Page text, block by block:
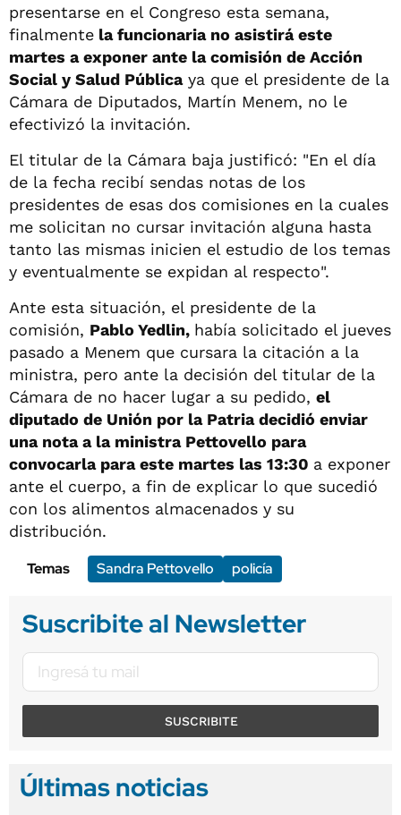
presentarse en el Congreso esta semana,
finalmente la funcionaria no asistirá este
martes a exponer ante la comisión de Acción
Social y Salud Públicaya que el presidente de la
Cámara de Diputados, Martín Menem, no le
efectivizó la invitación.
El titular de la Cámara baja justificó: "En el día
de la fecha recibí sendas notas de los
presidentes de esas dos comisiones en la cuales
me solicitan no cursar invitación alguna hasta
tanto las mismas inicien el estudio de los temas
y eventualmente se expidan al respecto".
Ante esta situación, el presidente de la
comisión, Pablo Yedlin, había solicitado el jueves
pasado a Menem que cursara la citación a la
ministra, pero ante la decisión del titular de la
Cámara de no hacer lugar a su pedido, el
diputado de Unión por la Patria decidió enviar
una nota a la ministra Pettovello para
convocarla para este martes las 13:30 a exponer
ante el cuerpo, a fin de explicar lo que sucedió
con los alimentos almacenados y su
distribución.
Temas
Sandra Pettovello policía
Suscribite al Newsletter
SUSCRIBITE
Últimas noticias